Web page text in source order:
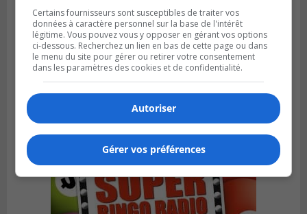
SAINT-BRUNO-DE-MONTARVILLE
Publié le 26 juillet 2026 à 08h01
Saint‑Bruno veut accélérer l’abandon des
outils à essence
Certains fournisseurs sont susceptibles de traiter vos
données à caractère personnel sur la base de l'intérêt
légitime. Vous pouvez vous y opposer en gérant vos options
ci-dessous. Recherchez un lien en bas de cette page ou dans
le menu du site pour gérer ou retirer votre consentement
dans les paramètres des cookies et de confidentialité.
Autoriser
Gérer vos préférences